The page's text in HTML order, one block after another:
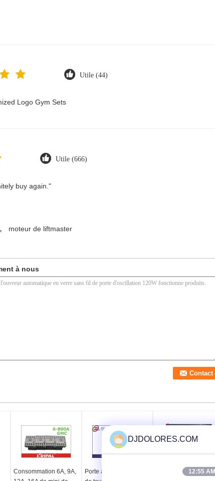
Utile (44)
Logo Gym Sets
Utile (666)
buy again."
, moteur de liftmaster
à nous
Consommation 6A, 9A,
Porte à grande vitesse
Mitsubishi
DJDOLORES.COM
12:55 AM